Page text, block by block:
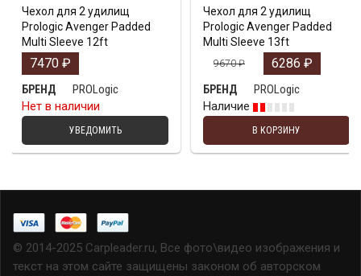
Чехол для 2 удилищ
Prologic Avenger Padded
Multi Sleeve 12ft
7470 ₽
БРЕНД
PROLogic
Нет в наличии
УВЕДОМИТЬ
Чехол для 2 удилищ
Prologic Avenger Padded
Multi Sleeve 13ft
9670₽ 6286 ₽
БРЕНД
PROLogic
Наличие
В КОРЗИНУ
© 2014-2025 Carpleader.ru, Все фото\видео изображения и
текст на этом сайте защищены законом об авторском